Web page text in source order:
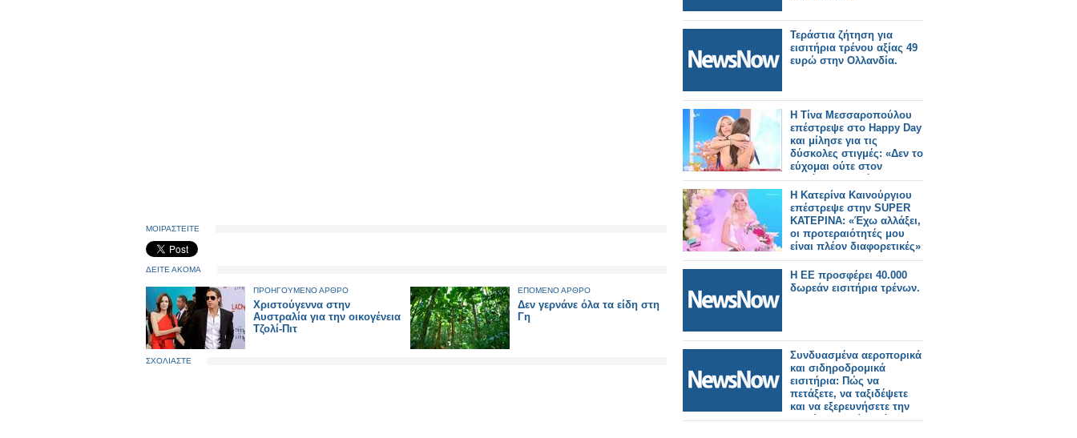
ΜΟΙΡΑΣΤΕΙΤΕ
ΔΕΙΤΕ ΑΚΟΜΑ
ΠΡΟΗΓΟΥΜΕΝΟ ΑΡΘΡΟ
Χριστούγεννα στην
Αυστραλία για την οικογένεια
Τζολί-Πιτ
ΕΠΟΜΕΝΟ ΑΡΘΡΟ
Δεν γερνάνε όλα τα είδη στη
Γη
ΣΧΟΛΙΑΣΤΕ
Τεράστια ζήτηση για
εισιτήρια τρένου αξίας 49
ευρώ στην Ολλανδία.
Η Τίνα Μεσσαροπούλου
επέστρεψε στο Happy Day
και μίλησε για τις
δύσκολες στιγμές: «Δεν το
εύχομαι ούτε στον
χειρότερο εχθρό μου»
Η Κατερίνα Καινούργιου
επέστρεψε στην SUPER
ΚΑΤΕΡΙΝΑ: «Έχω αλλάξει,
οι προτεραιότητές μου
είναι πλέον διαφορετικές»
Η ΕΕ προσφέρει 40.000
δωρεάν εισιτήρια τρένων.
Συνδυασμένα αεροπορικά
και σιδηροδρομικά
εισιτήρια: Πώς να
πετάξετε, να ταξιδέψετε
και να εξερευνήσετε την
Ευρώπη με μία κράτηση.